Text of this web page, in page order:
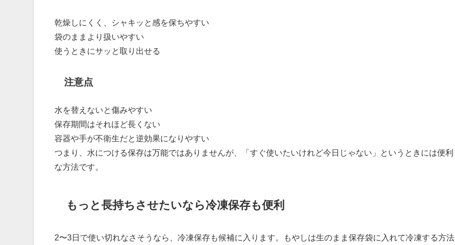
乾燥しにくく、シャキッと感を保ちやすい
袋のままより扱いやすい
使うときにサッと取り出せる
注意点
水を替えないと傷みやすい
保存期間はそれほど長くない
容器や手が不衛生だと逆効果になりやすい
つまり、水につける保存は万能ではありませんが、「すぐ使いたいけれど今日じゃない」というときには便利
な方法です。
もっと長持ちさせたいなら冷凍保存も便利
2〜3日で使い切れなさそうなら、冷凍保存も候補に入ります。もやしは生のまま保存袋に入れて冷凍する方法